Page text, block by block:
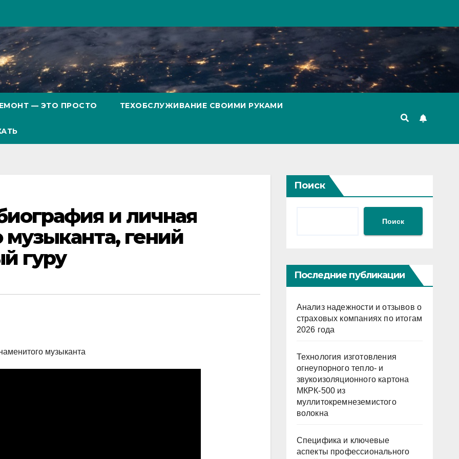
— ЭТО ПРОСТО ТЕХОБСЛУЖИВАНИЕ СВОИМИ РУКАМИ
и личная
гений
гуру
Поиск
Поиск
Последние публикации
Анализ надежности и отзывов о
страховых компаниях по итогам
2026 года
Технология изготовления
огнеупорного тепло- и
звукоизоляционного картона
МКРК-500 из
муллитокремнеземистого
волокна
Специфика и ключевые
аспекты профессионального